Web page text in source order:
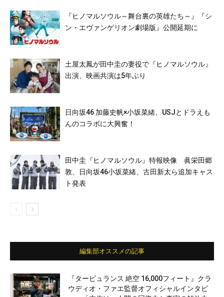
『ヒノマルソウル～舞台裏の英雄たち～』『シ
ン・エヴァンゲリオン劇場版』公開延期に
土屋太鳳が田中圭の妻役で『ヒノマルソウル』
出演、映画共演は5年ぶり
日向坂46 加藤史帆×小坂菜緒、USJとドラえも
んのコラボに大興奮！
田中圭『ヒノマルソウル』特報映像 眞栄田郷
敦、日向坂46小坂菜緒、古田新太ら追加キャス
ト発表
編集部オススメの記事
『タービュランス 絶空 16,000フィート』クラ
ウディオ・ファエ監督オフィシャルインタビ